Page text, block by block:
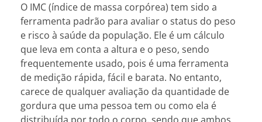
O IMC (índice de massa corpórea) tem sido a
ferramenta padrão para avaliar o status do peso
e risco à saúde da população. Ele é um cálculo
que leva em conta a altura e o peso, sendo
frequentemente usado, pois é uma ferramenta
de medição rápida, fácil e barata. No entanto,
carece de qualquer avaliação da quantidade de
gordura que uma pessoa tem ou como ela é